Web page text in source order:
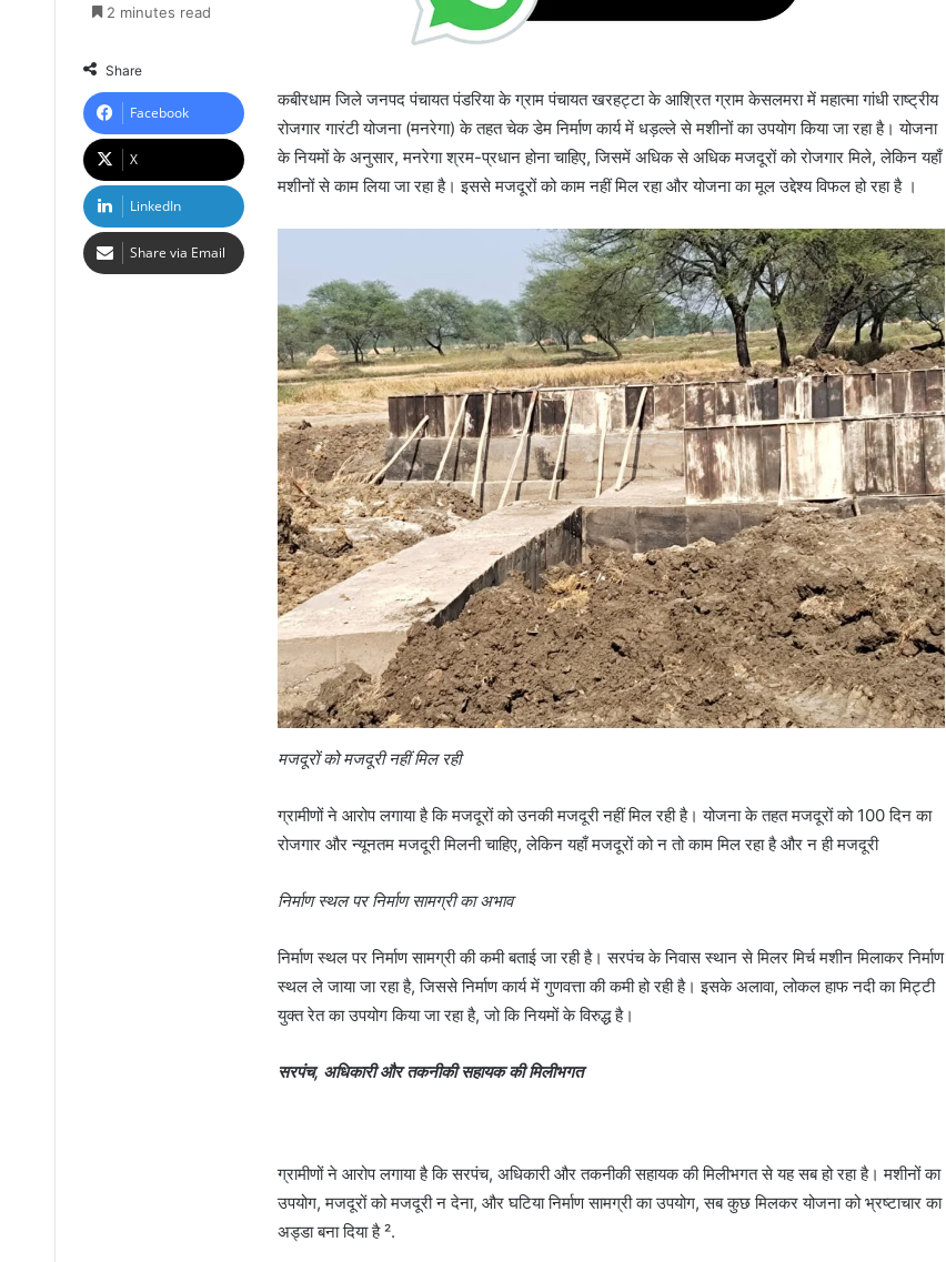
कबीरधाम जिले जनपद पंचायत पंडरिया के ग्राम पंचायत खरहट्टा के आश्रित ग्राम केसलमरा में महात्मा गांधी राष्ट्रीय
रोजगार गारंटी योजना (मनरेगा) के तहत चेक डेम निर्माण कार्य में धड़ल्ले से मशीनों का उपयोग किया जा रहा है। योजना
के नियमों के अनुसार, मनरेगा श्रम-प्रधान होना चाहिए, जिसमें अधिक से अधिक मजदूरों को रोजगार मिले, लेकिन यहाँ
मशीनों से काम लिया जा रहा है। इससे मजदूरों को काम नहीं मिल रहा और योजना का मूल उद्देश्य विफल हो रहा है ।
मजदूरों को मजदूरी नहीं मिल रही
ग्रामीणों ने आरोप लगाया है कि मजदूरों को उनकी मजदूरी नहीं मिल रही है। योजना के तहत मजदूरों को 100 दिन का
रोजगार और न्यूनतम मजदूरी मिलनी चाहिए, लेकिन यहाँ मजदूरों को न तो काम मिल रहा है और न ही मजदूरी
निर्माण स्थल पर निर्माण सामग्री का अभाव
निर्माण स्थल पर निर्माण सामग्री की कमी बताई जा रही है। सरपंच के निवास स्थान से मिलर मिर्च मशीन मिलाकर निर्माण
स्थल ले जाया जा रहा है, जिससे निर्माण कार्य में गुणवत्ता की कमी हो रही है। इसके अलावा, लोकल हाफ नदी का मिट्टी
युक्त रेत का उपयोग किया जा रहा है, जो कि नियमों के विरुद्ध है।
सरपंच, अधिकारी और तकनीकी सहायक की मिलीभगत
ग्रामीणों ने आरोप लगाया है कि सरपंच, अधिकारी और तकनीकी सहायक की मिलीभगत से यह सब हो रहा है। मशीनों का
उपयोग, मजदूरों को मजदूरी न देना, और घटिया निर्माण सामग्री का उपयोग, सब कुछ मिलकर योजना को भ्रष्टाचार का
अड्डा बना दिया है ².
2 minutes read
Share
Facebook
X
LinkedIn
Share via Email